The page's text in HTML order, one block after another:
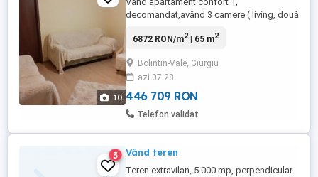
10
decomandat,având 3 camere ( living, două
balcon închis cu termopane), cu suprafața
Vale, județul Giurgiu, bloc BCR, etaj 1din 4.
Dotari: izolatie exterioară (blocul reabilitat
termic) geamuri ...
6872 RON/m2| 65 m2
Bolintin-Vale, Giurgiu
azi 07:28
446 709 RON
Telefon validat
3 Vând teren
Teren extravilan, 5.000 mp, perpendicular